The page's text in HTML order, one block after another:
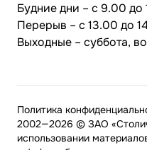
Будние дни – с 9.00 до
Перерыв – с 13.00 до
Выходные – суббота,
2002—2026 © ЗАО
использовании
Политика